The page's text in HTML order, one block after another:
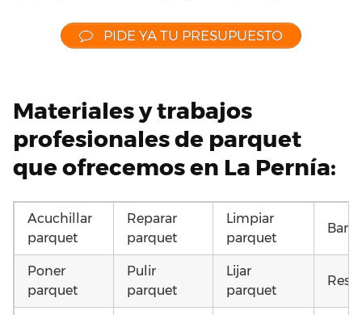
PIDE YA TU PRESUPUESTO
Materiales y trabajos
profesionales de parquet
que ofrecemos en La Pernía:
Acuchillar
parquet
Reparar
parquet
Limpiar
parquet
Poner
parquet
Pulir
parquet
Lijar
parquet